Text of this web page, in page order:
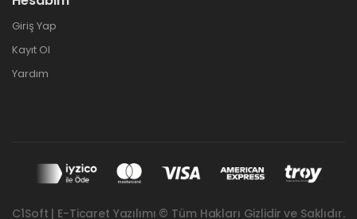
Giriş Yap
Kayıt Ol
Yardım
C1Soft | E-Ticaret Yazılımı © Tüm Hakları Gizlidir ve Saklıdır.